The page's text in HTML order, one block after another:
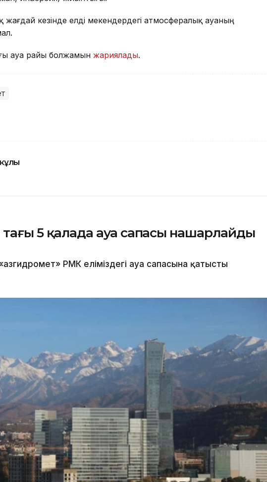
жағдай кезінде елді мекендердегі атмосфералық ауаның
ауа райы болжамын жариялады.
тағы 5 қалада ауа сапасы нашарлайды
РМК еліміздегі ауа сапасына қатысты